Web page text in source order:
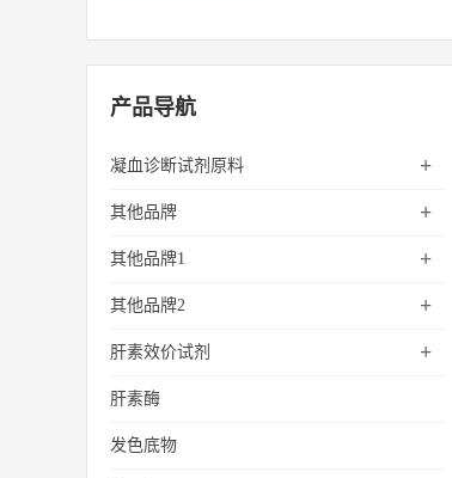
产品导航
凝血诊断试剂原料 +
其他品牌 +
其他品牌1 +
其他品牌2 +
肝素效价试剂 +
肝素酶
发色底物